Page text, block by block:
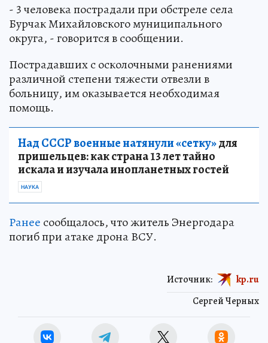
- 3 человека пострадали при обстреле села
Бурчак Михайловского муниципального
округа, - говорится в сообщении.
Пострадавших с осколочными ранениями
различной степени тяжести отвезли в
больницу, им оказывается необходимая
помощь.
Над СССР военные натянули «сетку»для
пришельцев: как страна 13 лет тайно
искала и изучала инопланетных гостей
НАУКА
Ранее сообщалось, что житель Энергодара
погиб при атаке дрона ВСУ.
Сергей Черных
Источник: kp.ru